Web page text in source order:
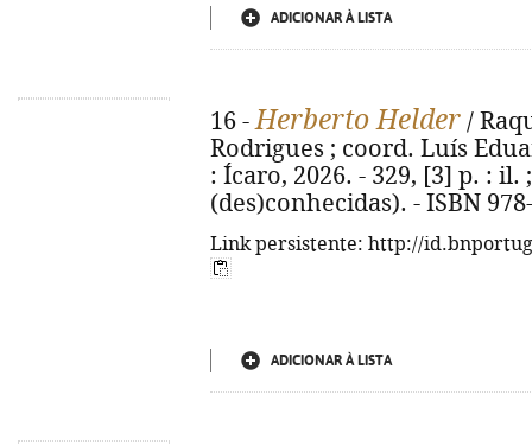
ADICIONAR À LISTA
16 -Herberto Helder /
Rodrigues ; coord. Luís
: Ícaro, 2026. - 329, [3] p. : il.
(des)conhecidas). - ISBN
Link persistente: http://
ADICIONAR À LISTA